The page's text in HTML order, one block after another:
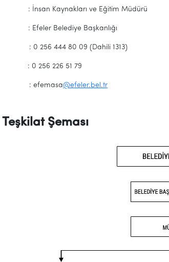
İnsan Kaynakları ve Eğitim Müdürü
: Efeler Belediye
: 0 256 444 80 09 (Dahili
: 0 256 226
: efemasa@efeler.bel.tr
Teşkilat Şeması